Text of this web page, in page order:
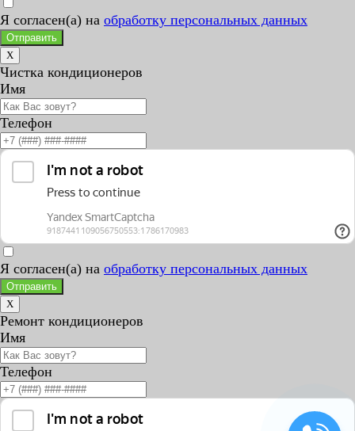
Я согласен(а) на обработку персональных данных
Отправить
X
Чистка кондиционеров
Имя
Телефон
Я согласен(а) на обработку персональных данных
Отправить
X
Ремонт кондиционеров
Имя
Телефон